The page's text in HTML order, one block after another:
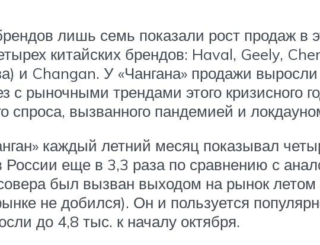
лишь семь показали рост продаж в
китайских брендов: Haval, Geely,
и Changan. У «Чангана» продажи
с рыночными трендами этого кризисного
спроса, вызванного пандемией и
каждый летний месяц показывал
еще в 3,3 раза по сравнению с
был вызван выходом на рынок
не добился). Он и пользуется
до 4,8 тыс. к началу октября.